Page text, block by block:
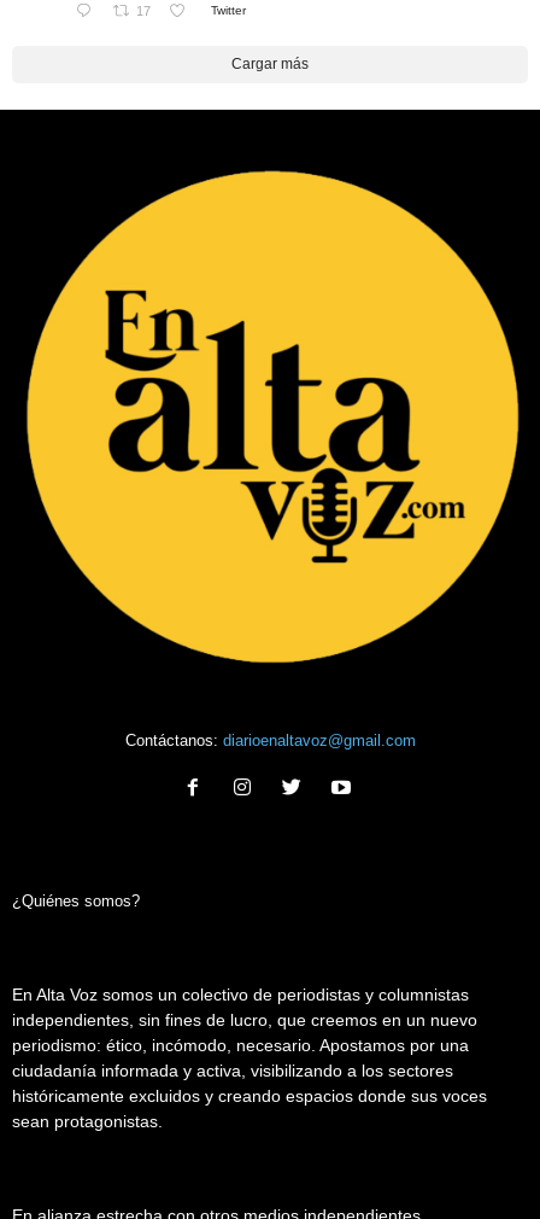
17 Twitter
Cargar más
Contáctanos: diarioenaltavoz@gmail.com
¿Quiénes somos?
En Alta Voz somos un colectivo de periodistas y columnistas
independientes, sin fines de lucro, que creemos en un nuevo
periodismo: ético, incómodo, necesario. Apostamos por una
ciudadanía informada y activa, visibilizando a los sectores
históricamente excluidos y creando espacios donde sus voces
sean protagonistas.